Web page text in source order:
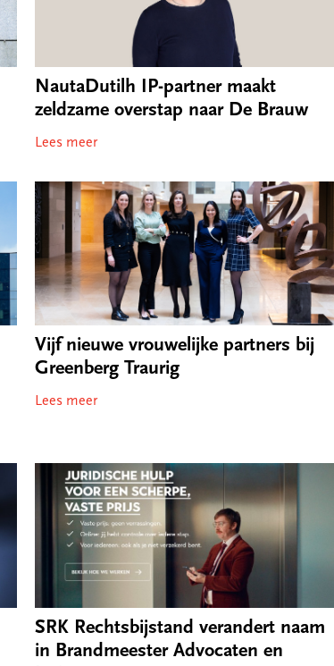
NautaDutilh IP-partner maakt
zeldzame overstap naar De Brauw
Lees meer
Vijf nieuwe vrouwelijke partners bij
Greenberg Traurig
Lees meer
SRK Rechtsbijstand verandert naam
in Brandmeester Advocaten en